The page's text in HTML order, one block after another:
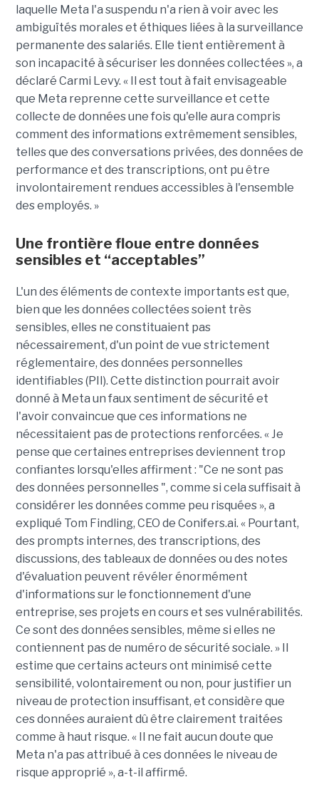
laquelle Meta l'a suspendu n'a rien à voir avec les
ambiguïtés morales et éthiques liées à la surveillance
permanente des salariés. Elle tient entièrement à
son incapacité à sécuriser les données collectées », a
déclaré Carmi Levy. « Il est tout à fait envisageable
que Meta reprenne cette surveillance et cette
collecte de données une fois qu'elle aura compris
comment des informations extrêmement sensibles,
telles que des conversations privées, des données de
performance et des transcriptions, ont pu être
involontairement rendues accessibles à l'ensemble
des employés. »
Une frontière floue entre données
sensibles et “acceptables”
L'un des éléments de contexte importants est que,
bien que les données collectées soient très
sensibles, elles ne constituaient pas
nécessairement, d'un point de vue strictement
réglementaire, des données personnelles
identifiables (PII). Cette distinction pourrait avoir
donné à Meta un faux sentiment de sécurité et
l'avoir convaincue que ces informations ne
nécessitaient pas de protections renforcées. « Je
pense que certaines entreprises deviennent trop
confiantes lorsqu'elles affirment : "Ce ne sont pas
des données personnelles ", comme si cela suffisait à
considérer les données comme peu risquées », a
expliqué Tom Findling, CEO de Conifers.ai. « Pourtant,
des prompts internes, des transcriptions, des
discussions, des tableaux de données ou des notes
d'évaluation peuvent révéler énormément
d'informations sur le fonctionnement d'une
entreprise, ses projets en cours et ses vulnérabilités.
Ce sont des données sensibles, même si elles ne
contiennent pas de numéro de sécurité sociale. » Il
estime que certains acteurs ont minimisé cette
sensibilité, volontairement ou non, pour justifier un
niveau de protection insuffisant, et considère que
ces données auraient dû être clairement traitées
comme à haut risque. « Il ne fait aucun doute que
Meta n'a pas attribué à ces données le niveau de
risque approprié », a-t-il affirmé.